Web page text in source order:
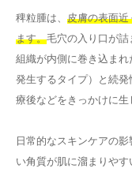
稗粒腫は、 皮膚の表面近
ます。毛穴の入り口が
組織が内側に巻き込ま
発生するタイプ）と続
療後などをきっかけに生
日常的なスキンケアの
い角質が肌に溜まりや